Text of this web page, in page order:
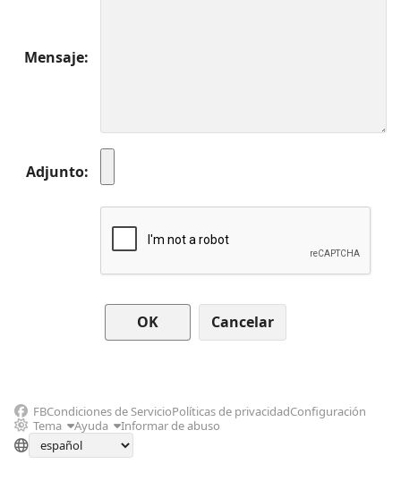
Mensaje
Adjunto
Cancelar
FBCondiciones de ServicioPolíticas de privacidadConfiguración
Tema
Ayuda Informar de abuso